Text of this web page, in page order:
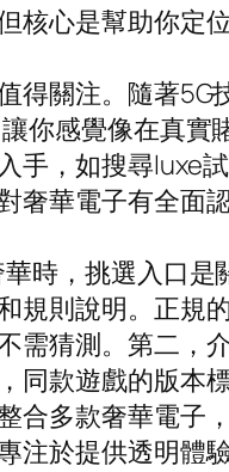
核心是幫助你定
得關注。隨著
你感覺像在真
手，如搜尋luxe
奢華電子有全面
時，挑選入口
規則說明。正規
需猜測。第二
同款遊戲的版本
合多款奢華電子
於提供透明體驗